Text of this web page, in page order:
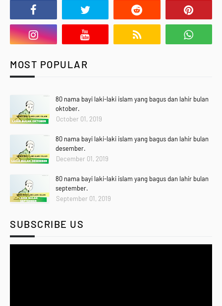
MOST POPULAR
80 nama bayi laki-laki islam yang bagus dan lahir bulan
oktober.
October 01, 2019
80 nama bayi laki-laki islam yang bagus dan lahir bulan
desember.
December 01, 2019
80 nama bayi laki-laki islam yang bagus dan lahir bulan
september.
September 01, 2019
SUBSCRIBE US